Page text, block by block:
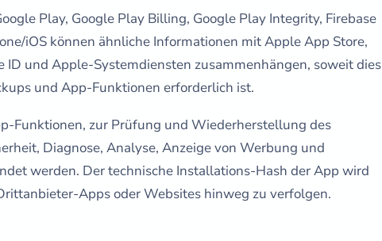
Play, Google Play Billing, Google Play Integrity, Firebase
iOS können ähnliche Informationen mit Apple App Store,
und Apple-Systemdiensten zusammenhängen, soweit dies
und App-Funktionen erforderlich ist.
Funktionen, zur Prüfung und Wiederherstellung des
Diagnose, Analyse, Anzeige von Werbung und
werden. Der technische Installations-Hash der App wird
Apps oder Websites hinweg zu verfolgen.